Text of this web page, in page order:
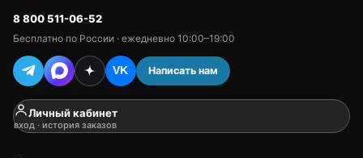
8 800 511-06-52
Бесплатно по России · ежедневно 10:00–19:00
VK Написать нам
Личный кабинет
вход · история заказов